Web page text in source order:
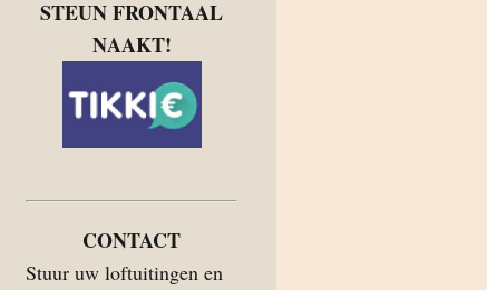
STEUN FRONTAAL
NAAKT!
CONTACT
Stuur uw loftuitingen en